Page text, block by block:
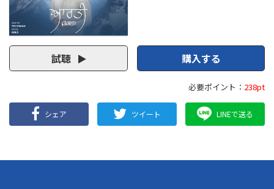
試聴 購入する
必要ポイント： 238pt
シェア ツイート LINEで送る